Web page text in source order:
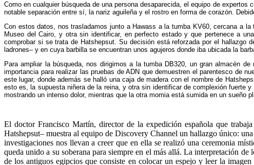
Como en cualquier búsqueda de una persona desaparecida, el equipo de
notable separación entre sí, la nariz aguileña y el rostro en forma de corazón.
Con estos datos, nos trasladamos junto a Hawass a la tumba KV60, cercana a
Museo del Cairo, y otra sin identificar, en perfecto estado y que pertenece a
comprobar si se trata de Hatshepsut. Su decisión está reforzada por el hallazgo
ladrones– y en cuya barbilla se encuentran unos agujeros donde iba ubicada la
Para ampliar la búsqueda, nos dirigimos a la tumba DB320, un gran almacén
importancia para realizar las pruebas de ADN que demuestren el parentesco de
este lugar, donde además se halló una caja de madera con el nombre de
esto es, la supuesta niñera de la reina, y otra sin identificar de complexión fuerte
mostrando un intenso dolor, mientras que la otra momia está sumida en un sueño
El doctor Francisco Martín, director de la expedición española que
Hatshepsut– muestra al equipo de Discovery Channel un hallazgo único:
investigaciones nos llevan a creer que en ella se realizó una ceremonia
queda unido a su soberana para siempre en el más allá. La interpretación
de los antiguos egipcios que consiste en colocar un espejo y leer la